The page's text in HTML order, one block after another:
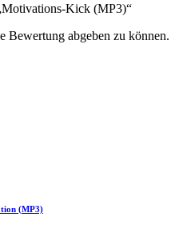
Kick (MP3)“
Bewertung abgeben zu können.
(MP3)